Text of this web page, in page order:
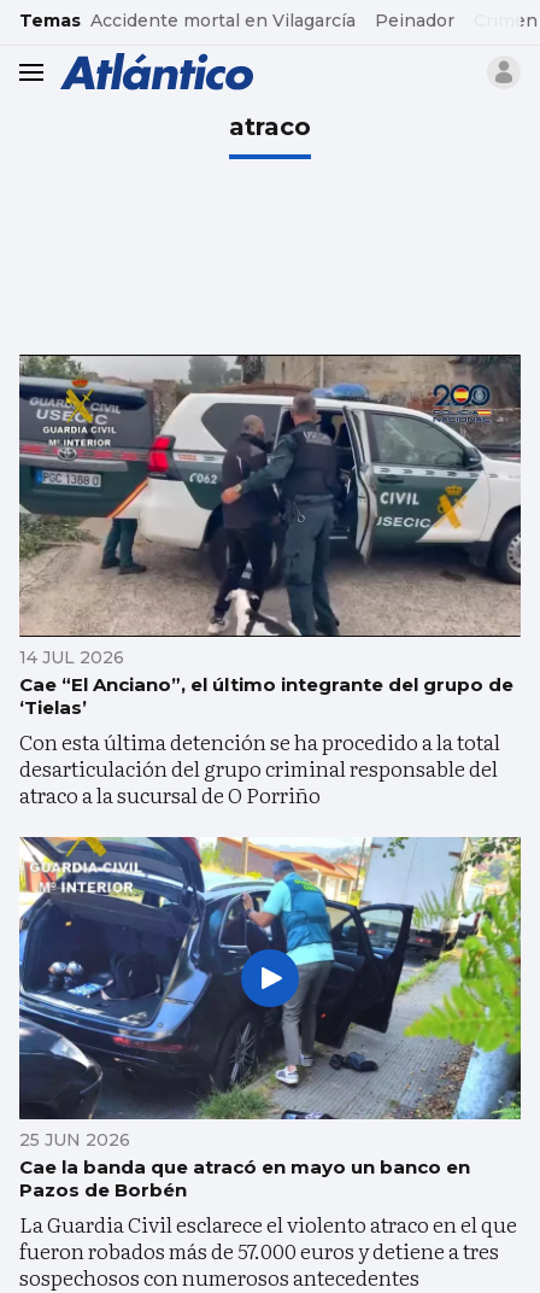
common.go-to-content
Temas Accidente mortal en Vilagarcía Peinador
header.menu.open
atraco
14 JUL 2026
Cae “El Anciano”, el último integrante del grupo de
‘Tielas’
Con esta última detención se ha procedido a la total
desarticulación del grupo criminal responsable del
atraco a la sucursal de O Porriño
25 JUN 2026
Cae la banda que atracó en mayo un banco en
Pazos de Borbén
La Guardia Civil esclarece el violento atraco en el que
fueron robados más de 57.000 euros y detiene a tres
sospechosos con numerosos antecedentes